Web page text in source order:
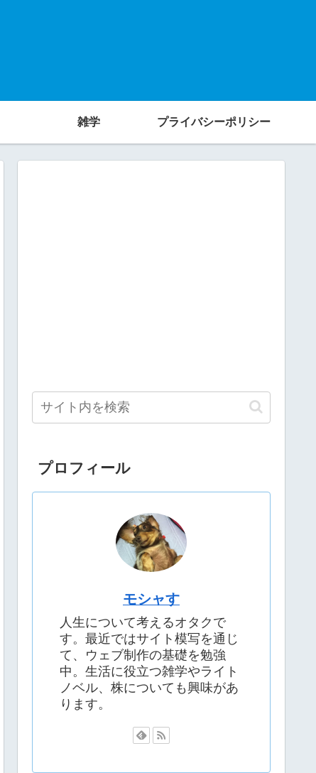
雑学 プライバシーポリシー
プロフィール
モシャす
人生について考えるオタクで
す。最近ではサイト模写を通じ
て、ウェブ制作の基礎を勉強
中。生活に役立つ雑学やライト
ノベル、株についても興味があ
ります。